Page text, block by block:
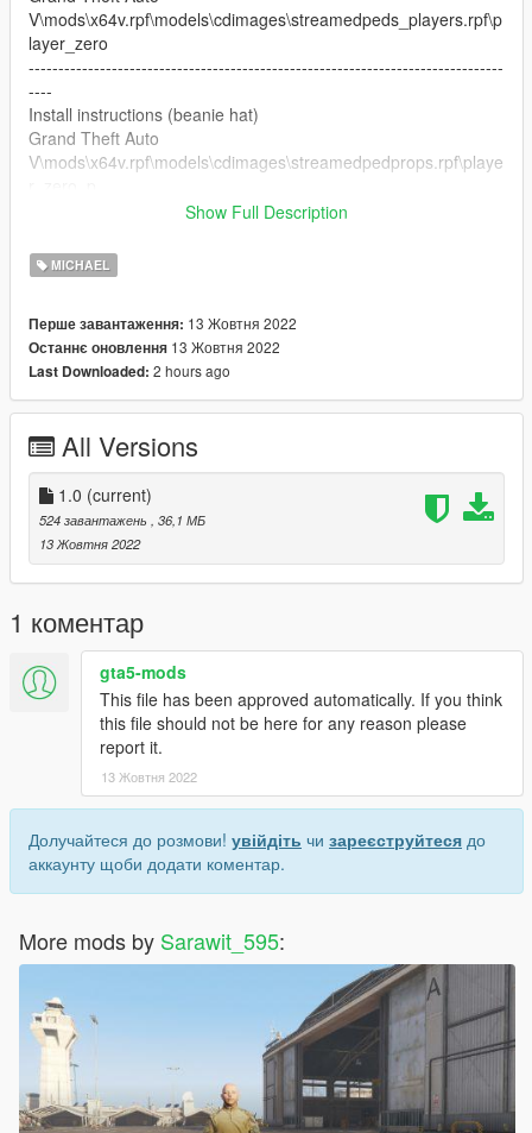
V\mods\x64v.rpf\models\cdimages\streamedpeds_players.rpf\p
layer_zero
--------------------------------------------------------------------------------
----
Install instructions (beanie hat)
Grand Theft Auto
V\mods\x64v.rpf\models\cdimages\streamedpedprops.rpf\playe
--------------------------------------------------------------------------------
Thank you to Acknod for beanie hat
--------------------------------------------------------------------------------
Have fun with my mod
If there is any defect, please report. :)
----------------------- --------------------------------------------------------
---
Show Full Description
MICHAEL
Перше завантаження: 13 Жовтня 2022
Останнє оновлення 13 Жовтня 2022
Last Downloaded: 2 hours ago
All Versions
1.0 (current)
524 завантажень
, 36,1 МБ
13 Жовтня 2022
1 коментар
gta5-mods
This file has been approved automatically. If you think
this file should not be here for any reason please
report it.
13 Жовтня 2022
Долучайтеся до розмови! увійдіть чи зареєструйтеся до
аккаунту щоби додати коментар.
More mods by Sarawit_595: